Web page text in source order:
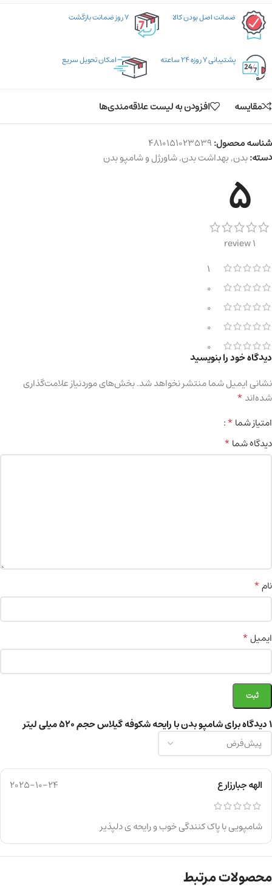
ضمانت اصل بودن کالا ۷ روز ضمانت بازگشت
پشتیبانی ۷ روزه ۲۴ ساعته امکان تحویل سریع
مقایسه افزودن به لیست علاقه‌مندی‌ها
شناسه محصول:4810151023539
دسته:بدن,بهداشت بدن,شاورژل و شامپو بدن
5
1 review
1
0
0
0
0
1 دیدگاه برای شامپو بدن با رایحه شکوفه گیلاس حجم 520 میلی‌ لیتر
الهه جبارزارع 2025-10-24
شامپویی با پاک کنندگی خوب و رایحه ی دلپذیر
دیدگاه خود را بنویسید
نشانی ایمیل شما منتشر نخواهد شد.بخش‌های موردنیاز علامت‌گذاری
شده‌اند*
امتیاز شما*
دیدگاه شما*
نام*
ایمیل*
محصولات مرتبط